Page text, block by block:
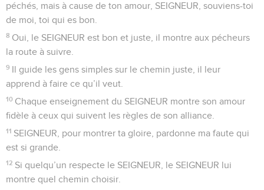
péchés, mais à cause de ton amour, SEIGNEUR, souviens-toi
de moi, toi qui es bon.
8 Oui, le SEIGNEUR est bon et juste, il montre aux pécheurs
la route à suivre.
9 Il guide les gens simples sur le chemin juste, il leur
apprend à faire ce qu’il veut.
10 Chaque enseignement du SEIGNEUR montre son amour
fidèle à ceux qui suivent les règles de son alliance.
11 SEIGNEUR, pour montrer ta gloire, pardonne ma faute qui
est si grande.
12 Si quelqu’un respecte le SEIGNEUR, le SEIGNEUR lui
montre quel chemin choisir.